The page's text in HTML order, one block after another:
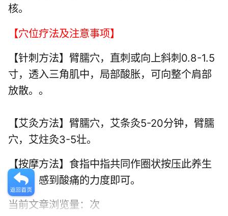
核。
【穴位疗法及注意事项】
【针刺方法】臂臑穴，直刺或向上斜刺0.8-1.5
寸，透入三角肌中，局部酸胀，可向整个肩部
放散。。
【艾灸方法】臂臑穴，艾条灸5-20分钟，臂臑
穴，艾炷灸3-5壮。
【按摩方法】食指中指共同作圈状按压此养生
穴位，感到酸痛的力度即可。
当前文章浏览量： 次